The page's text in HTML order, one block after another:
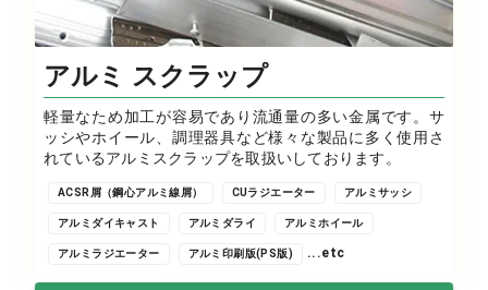
アルミ スクラップ
軽量なため加工が容易であり流通量の多い金属です。サ
ッシやホイール、調理器具など様々な製品に多く使用さ
れているアルミスクラップを取扱いしております。
ACSR屑（鋼心アルミ線屑） CUラジエーター アルミサッシ
アルミダイキャスト アルミダライ アルミホイール
アルミラジエーター アルミ印刷版(PS版) ...etc